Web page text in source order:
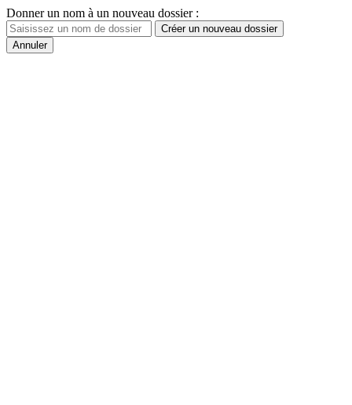
Donner un nom à un nouveau dossier :
Créer un nouveau dossier
Annuler